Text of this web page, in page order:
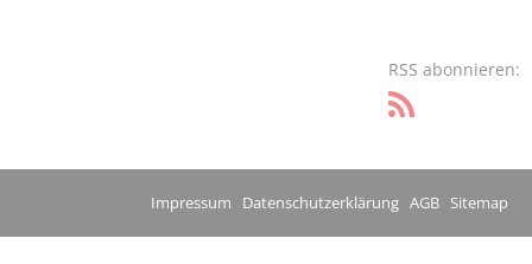
RSS abonnieren:
Impressum Datenschutzerklärung AGB Sitemap